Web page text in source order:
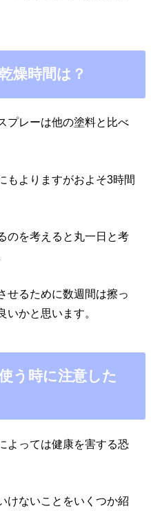
燥時間は？
プレーは他の塗料と比べ
もよりますがおよそ3時間
のを考えると丸一日と考
せるために数週間は擦っ
いかと思います。
う時に注意した
よっては健康を害する恐
けないことをいくつか紹